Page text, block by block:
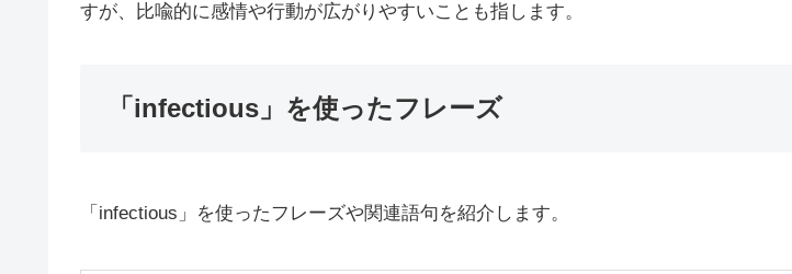
すが、比喩的に感情や行動が広がりやすいことも指します。
「infectious」を使ったフレーズ
「infectious」を使ったフレーズや関連語句を紹介します。